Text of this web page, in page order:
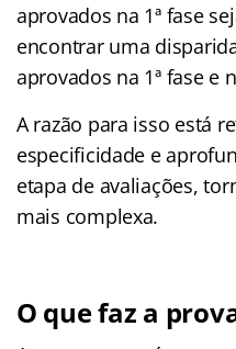
aprovados na 1ª fase
encontrar uma
aprovados na 1ª fase e
A razão para isso está
especificidade e
etapa de avaliações,
mais complexa.
O que faz a